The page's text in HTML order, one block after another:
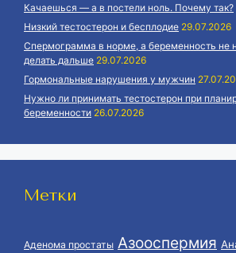
Качаешься — а в постели ноль. Почему так?
Низкий тестостерон и бесплодие 29.07.2026
Спермограмма в норме, а беременность не
делать дальше 29.07.2026
Гормональные нарушения у мужчин
Нужно ли принимать тестостерон при
беременности 26.07.2026
Метки
Аденома простаты Азооспермия